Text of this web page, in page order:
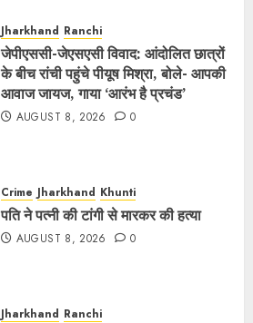
Jharkhand Ranchi
जेपीएससी-जेएसएसी विवाद: आंदोलित छात्रों
के बीच रांची पहुंचे पीयूष मिश्रा, बोले- आपकी
आवाज जायज, गाया ‘आरंभ है प्रचंड’
AUGUST 8, 2026 0
Crime Jharkhand Khunti
पति ने पत्नी की टांगी से मारकर की हत्या
AUGUST 8, 2026 0
Jharkhand Ranchi